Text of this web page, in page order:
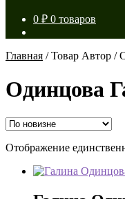
0 ₽ 0 товаров
Главная /Товар Автор /
Одинцова
Отображение